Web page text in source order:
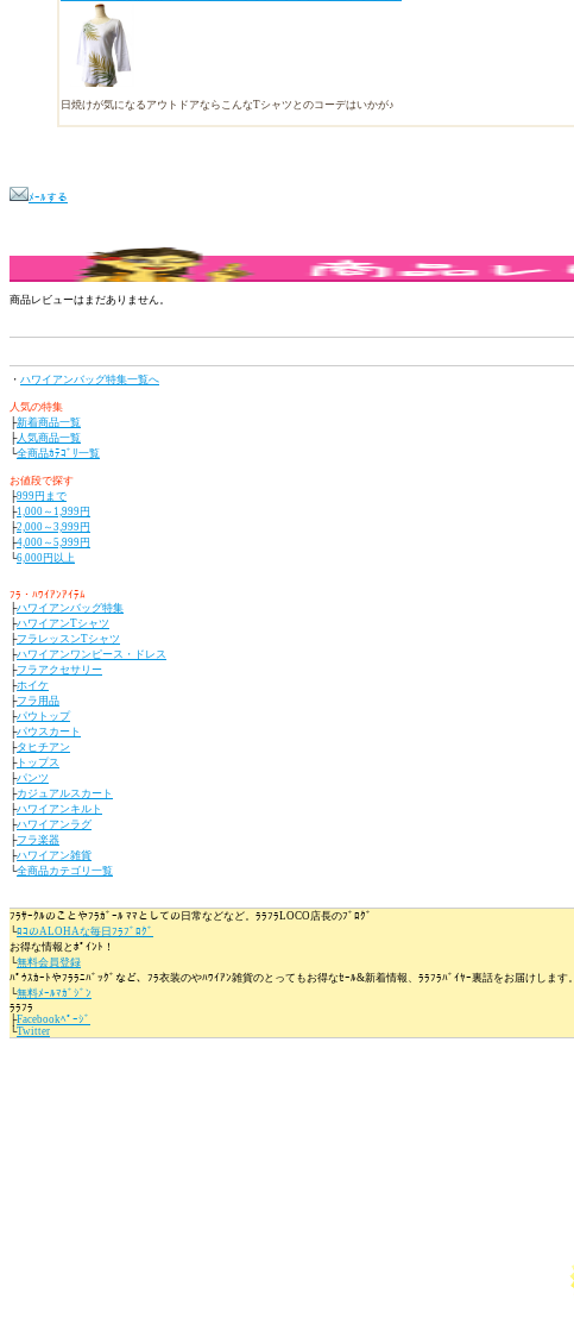
日焼けが気になるアウトドアならこんなTシャツとのコーデはいかが♪
ﾒｰﾙする
商品レビューはまだありません。
・ ハワイアンバッグ特集一覧へ
人気の特集
├新着商品一覧
├人気商品一覧
└全商品ｶﾃｺﾞﾘ一覧
お値段で探す
├999円まで
├1,000～1,999円
├2,000～3,999円
├4,000～5,999円
└6,000円以上
ﾌﾗ・ﾊﾜｲｱﾝｱｲﾃﾑ
├ハワイアンバッグ特集
├ハワイアンTシャツ
├フラレッスンTシャツ
├ハワイアンワンピース・ドレス
├フラアクセサリー
├ホイケ
├フラ用品
├パウトップ
├パウスカート
├タヒチアン
├トップス
├パンツ
├カジュアルスカート
├ハワイアンキルト
├ハワイアンラグ
├フラ楽器
├ハワイアン雑貨
└全商品カテゴリ一覧
ﾌﾗｻｰｸﾙのことやﾌﾗｶﾞｰﾙ ﾏﾏとしての日常などなど。ﾗﾗﾌﾗLOCO店長のﾌﾞﾛｸﾞ
└ﾛｺのALOHAな毎日ﾌﾗﾌﾞﾛｸﾞ
お得な情報とﾎﾟｲﾝﾄ！
└無料会員登録
ﾊﾟｳｽｶｰﾄやﾌﾗﾗﾆﾊﾞｯｸﾞなど、ﾌﾗ衣装のやﾊﾜｲｱﾝ雑貨のとってもお得なｾｰﾙ&新着情報、ﾗﾗﾌﾗﾊﾞｲﾔｰ裏話をお届けします。
└無料ﾒｰﾙﾏｶﾞｼﾞﾝ
ﾗﾗﾌﾗ
├Facebookﾍﾟｰｼﾞ
└Twitter